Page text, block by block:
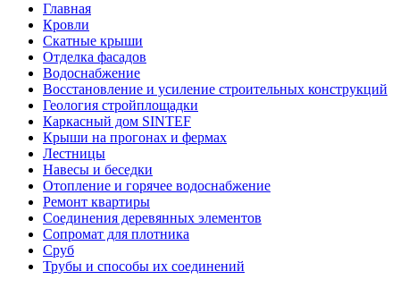
Главная
Кровли
Скатные крыши
Отделка фасадов
Водоснабжение
Восстановление и усиление строительных конструкций
Геология стройплощадки
Каркасный дом SINTEF
Крыши на прогонах и фермах
Лестницы
Навесы и беседки
Отопление и горячее водоснабжение
Ремонт квартиры
Соединения деревянных элементов
Сопромат для плотника
Сруб
Трубы и способы их соединений